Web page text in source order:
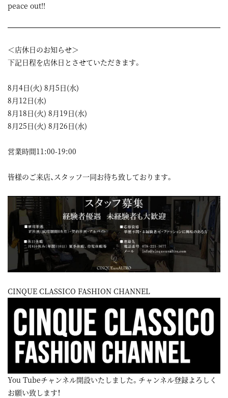
peace out!!
＜店休日のお知らせ＞
下記日程を店休日とさせていただきます。
8月4日(火) 8月5日(水)
8月12日(水)
8月18日(火) 8月19日(水)
8月25日(火) 8月26日(水)
営業時間11:00-19:00
皆様のご来店、スタッフ一同お待ち致しております。
CINQUE CLASSICO FASHION CHANNEL
You Tubeチャンネル開設いたしました。チャンネル登録よろしく
お願い致します！